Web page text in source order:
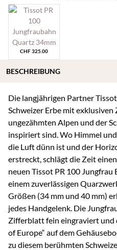
CHF325.00
Die langjährigen Partner
Schweizer Erbe mit exklusiven
ungezähmten Alpen und der
inspiriert sind. Wo Himmel
die Luft dünn ist und der
erstreckt, schlägt die Zeit
neuen Tissot PR 100
einem zuverlässigen
Größen (34 mm und 40 mm)
jedes Handgelenk. Die
Zifferblatt fein eingraviert und
of Europe“ auf dem
zu diesem berühmten
BESCHREIBUNG